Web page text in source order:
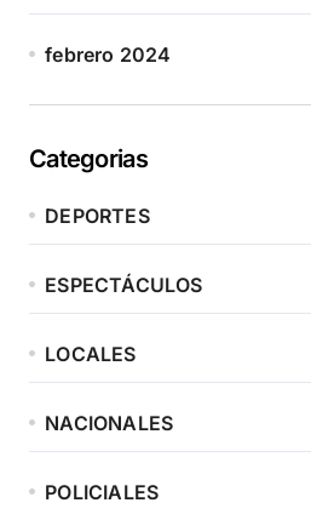
febrero 2024
Categorias
DEPORTES
ESPECTÁCULOS
LOCALES
NACIONALES
POLICIALES